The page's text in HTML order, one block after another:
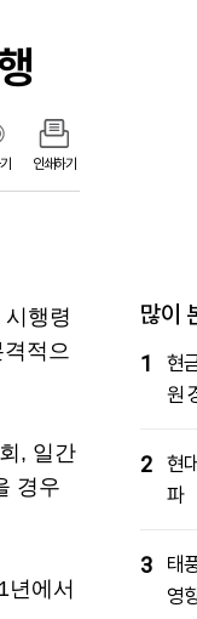
마켓파워
인쇄하기
행령
적으
, 일간
경우
에서
많이
1
현
원
2 현
파
3
태
영